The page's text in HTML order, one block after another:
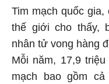
Tim mạch quốc
thế giới cho thấy,
nhân tử vong hàng
Mỗi năm, 17,9
mạch bao gồm